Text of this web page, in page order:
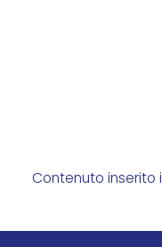
Contenuto inserito